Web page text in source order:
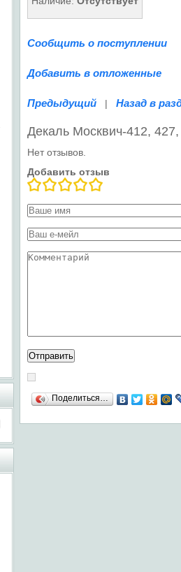
Сообщить о поступлении
Добавить в отложенные
Предыдущий | Назад в
Декаль Москвич-412,
Нет отзывов.
Добавить отзыв
Поделиться…